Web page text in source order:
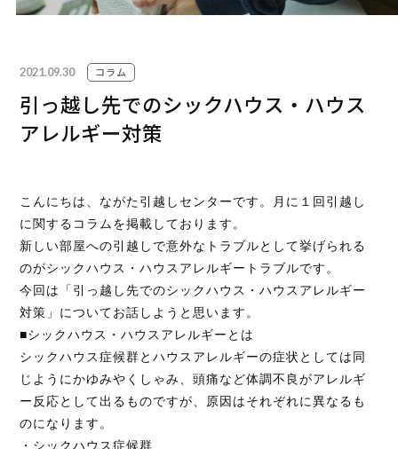
コラム
引越しの豆知識
お問い合わせ
お見積り無料！
お気軽にお問い合わせください。
095-839-1983
2021.09.30 コラム
引っ越し先でのシックハウス・ハウス
アレルギー対策
こんにちは、ながた引越しセンターです。月に１回引越し
に関するコラムを掲載しております。
新しい部屋への引越しで意外なトラブルとして挙げられる
のがシックハウス・ハウスアレルギートラブルです。
今回は「引っ越し先でのシックハウス・ハウスアレルギー
対策」についてお話しようと思います。
■シックハウス・ハウスアレルギーとは
シックハウス症候群とハウスアレルギーの症状としては同
じようにかゆみやくしゃみ、頭痛など体調不良がアレルギ
ー反応として出るものですが、原因はそれぞれに異なるも
のになります。
・シックハウス症候群